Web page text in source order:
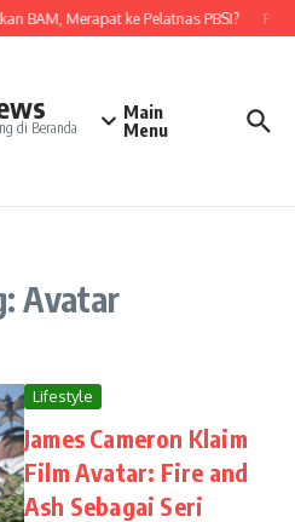
BAM, Merapat ke Pelatnas PBSI?
di Beranda
Main
Menu
Avatar
Lifestyle
James Cameron Klaim
Film Avatar: Fire and
Ash Sebagai Seri